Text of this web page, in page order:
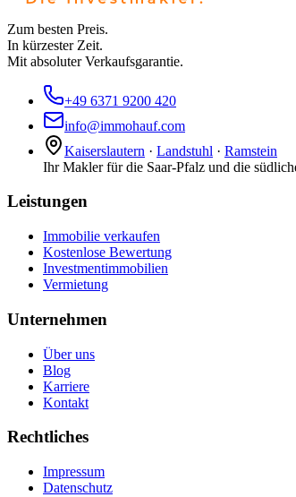
Zum besten Preis.
In kürzester Zeit.
Mit absoluter Verkaufsgarantie.
+49 6371 9200 420
info@immohauf.com
Kaiserslautern · Landstuhl · Ramstein
Ihr Makler für die Saar-Pfalz und die
Leistungen
Immobilie verkaufen
Kostenlose Bewertung
Investmentimmobilien
Vermietung
Unternehmen
Über uns
Blog
Karriere
Kontakt
Rechtliches
Impressum
Datenschutz